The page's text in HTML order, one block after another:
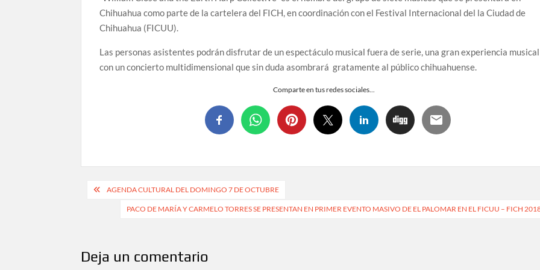
Chihuahua como parte de la cartelera del FICH, en coordinación con el Festival Internacional del la Ciudad de
Chihuahua (FICUU).
Las personas asistentes podrán disfrutar de un espectáculo musical fuera de serie, una gran experiencia musical
con un concierto multidimensional que sin duda asombrará gratamente al público chihuahuense.
Comparte en tus redes sociales...
AGENDA CULTURAL DEL DOMINGO 7 DE OCTUBRE
PACO DE MARÍA Y CARMELO TORRES SE PRESENTAN EN PRIMER EVENTO MASIVO DE EL PALOMAR EN EL FICUU – FICH
Deja un comentario